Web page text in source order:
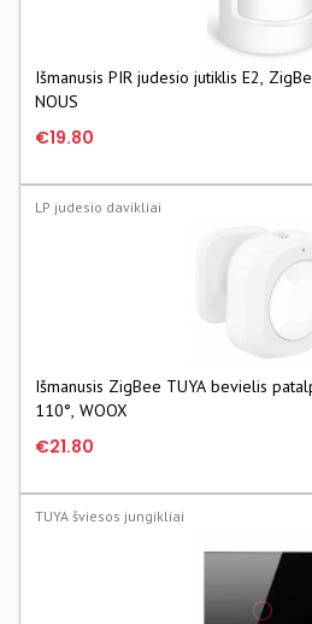
Išmanusis PIR judesio jutiklis E2,
NOUS
€19.80
LP judesio davikliai
Išmanusis ZigBee TUYA bevielis
110°, WOOX
€21.80
TUYA šviesos jungikliai